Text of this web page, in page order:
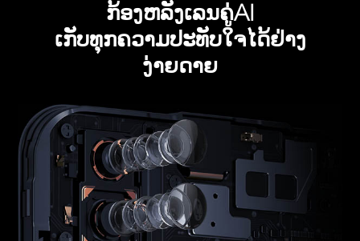
ກ້ອງຫລັງເລນຄູ່AI
ເກັບທຸກຄວາມປະທັບໃຈໄດ້ຢ່າງ
ງ່າຍດາຍ